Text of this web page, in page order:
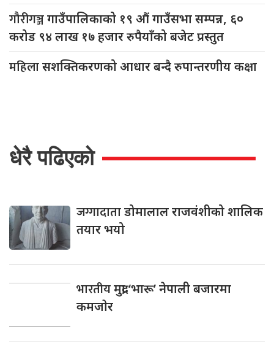
गौरीगञ्जगाउँपालिकाको १९ औं गाउँसभा सम्पन्न, ६०
करोड ९४ लाख १७ हजार रुपैयाँको बजेट प्रस्तुत
महिलासशक्तिकरणको आधार बन्दै रुपान्तरणीय कक्षा
धेरै पढिएको
जग्गादाताडोमालाल राजवंशीको शालिक
तयार भयो
भारतीयमुद्रा ‘भारू’ नेपाली बजारमा
कमजाेर